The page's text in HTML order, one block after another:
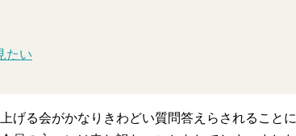
たい
げる会がかなりきわどい質問答えらされることに